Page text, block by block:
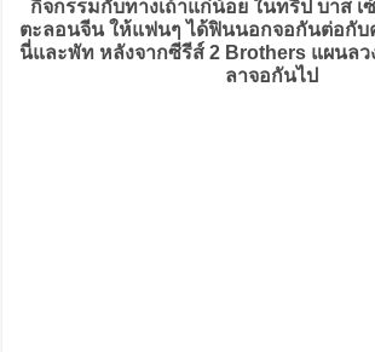
กิจกรรมกับทางเถ้าแก่น้อย ในทริป บาส
ตะลอนจีน ให้แฟนๆ ได้ฟินนอกจอกันต่อกับ
นี่และพัท หลังจากซีรีส์ 2 Brothers แผนลว
ลาจอกันไป